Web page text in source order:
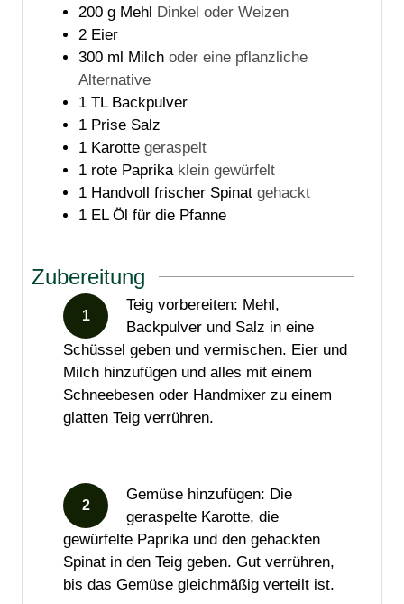
200 g Mehl Dinkel oder Weizen
2 Eier
300 ml Milch oder eine pflanzliche
Alternative
1 TL Backpulver
1 Prise Salz
1 Karotte geraspelt
1 rote Paprika klein gewürfelt
1 Handvoll frischer Spinat gehackt
1 EL Öl für die Pfanne
Zubereitung
Teig vorbereiten: Mehl,
Backpulver und Salz in eine
Schüssel geben und vermischen. Eier und
Milch hinzufügen und alles mit einem
Schneebesen oder Handmixer zu einem
glatten Teig verrühren.
Gemüse hinzufügen: Die
geraspelte Karotte, die
gewürfelte Paprika und den gehackten
Spinat in den Teig geben. Gut verrühren,
bis das Gemüse gleichmäßig verteilt ist.